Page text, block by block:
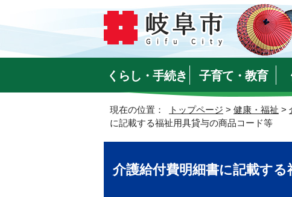
くらし・手続き 子育て・教育
現在の位置： トップページ > 健康・福祉 >
に記載する福祉用具貸与の商品コード等
介護給付費明細書に記載す